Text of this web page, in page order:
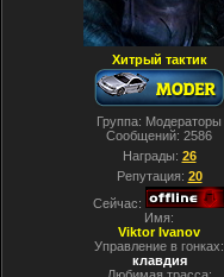
Хитрый тактик
Группа: Модераторы
Сообщений: 2586
Награды: 26
Репутация: 20
Сейчас:
Имя:
Viktor Ivanov
Управление в гонках:
клавдия